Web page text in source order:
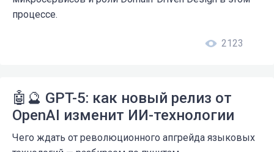
процессе.
2123
🤖🔮 GPT-5: как новый релиз от
OpenAI изменит ИИ-технологии
Чего ждать от революционного апгрейда языковых